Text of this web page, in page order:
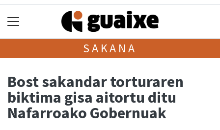
SAKANA
Bost sakandar torturaren
biktima gisa aitortu ditu
Nafarroako Gobernuak